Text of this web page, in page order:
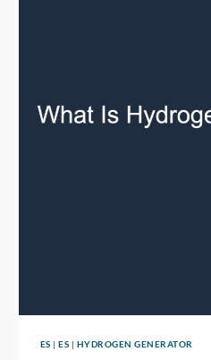
ES |ES | HYDROGEN GENERATOR